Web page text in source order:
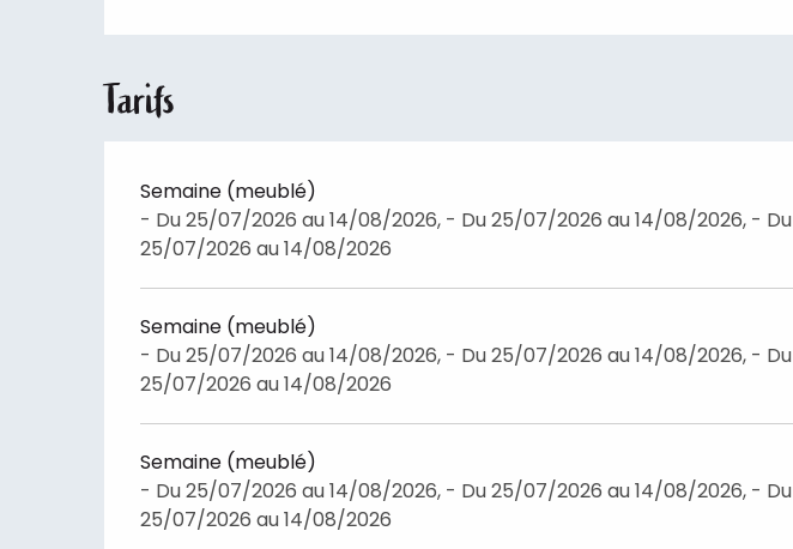
Tarifs
Semaine (meublé)
- Du 25/07/2026 au 14/08/2026, - Du 25/07/2026 au 14/08/2026, - Du
25/07/2026 au 14/08/2026
Semaine (meublé)
- Du 25/07/2026 au 14/08/2026, - Du 25/07/2026 au 14/08/2026, - Du
25/07/2026 au 14/08/2026
Semaine (meublé)
- Du 25/07/2026 au 14/08/2026, - Du 25/07/2026 au 14/08/2026, - Du
25/07/2026 au 14/08/2026